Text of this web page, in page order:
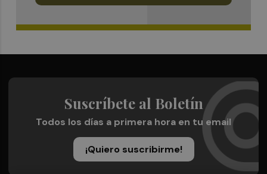
Suscríbete al Boletín
Todos los días a primera hora en tu email
¡Quiero suscribirme!